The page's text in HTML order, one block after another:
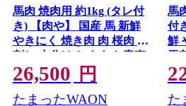
馬肉 焼肉用 約1kg (タレ付
き) 【肉や】 国産 馬 新鮮
やきにく 焼き肉 肉 桜肉 馬
刺し 小分け おすすめ 青森
県 中泊町 F6N-329
26,500 円
たまったWAON
馬
付
鮮
馬
森
た